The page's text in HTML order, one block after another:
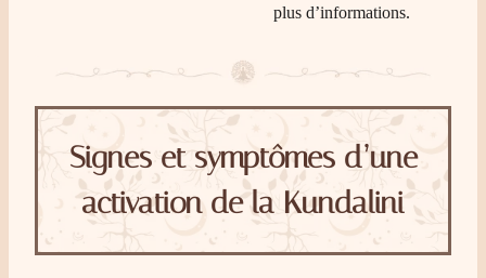
plus d’informations.
Signes et symptômes d’une
activation de la Kundalini